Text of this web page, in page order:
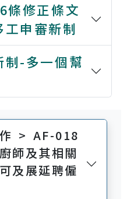
條修正條文
申審新制
制-多一個幫
> AF-018
師及其相關
及展延聘僱